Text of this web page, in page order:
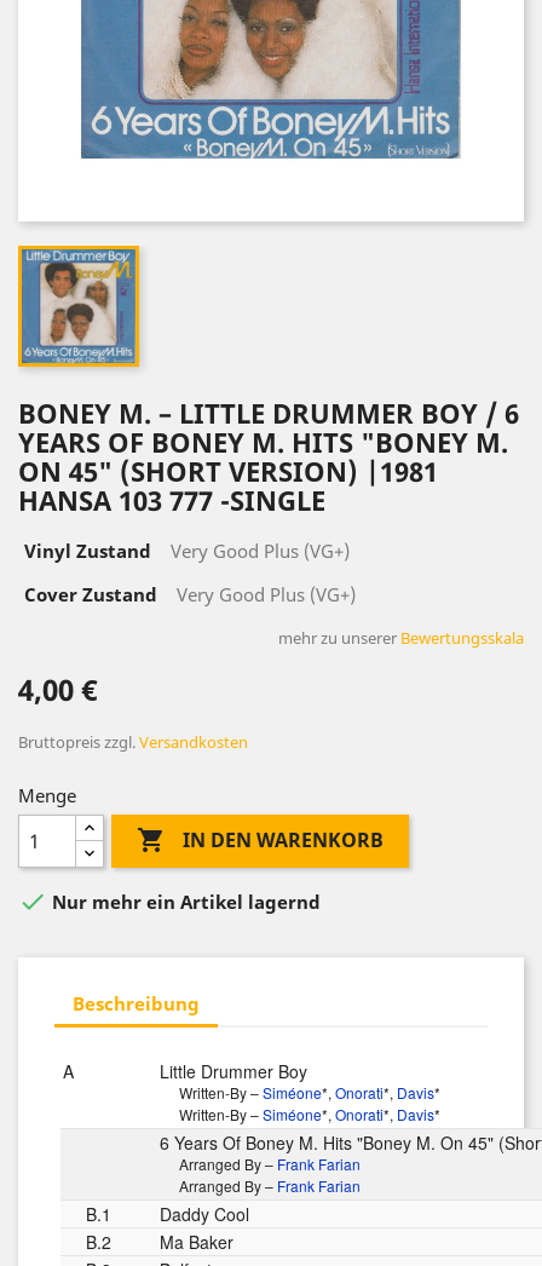
BONEY M. – LITTLE DRUMMER BOY / 6
YEARS OF BONEY M. HITS "BONEY M.
ON 45" (SHORT VERSION) |1981
HANSA 103 777 -SINGLE
Vinyl Zustand
Very Good Plus (VG+)
Cover Zustand
Very Good Plus (VG+)
mehr zu unserer Bewertungsskala
4,00 €
Bruttopreiszzgl.Versandkosten
Menge
 IN DEN WARENKORB
 Nur mehr ein Artikel lagernd
Beschreibung
A Little Drummer Boy
Written-By –Siméone*, Onorati*, Davis*
Written-By –Siméone*, Onorati*, Davis*
6 Years Of Boney M. Hits "Boney M. On 45"
Arranged By – Frank Farian
Arranged By – Frank Farian
B.1
Daddy Cool
B.2
Ma Baker